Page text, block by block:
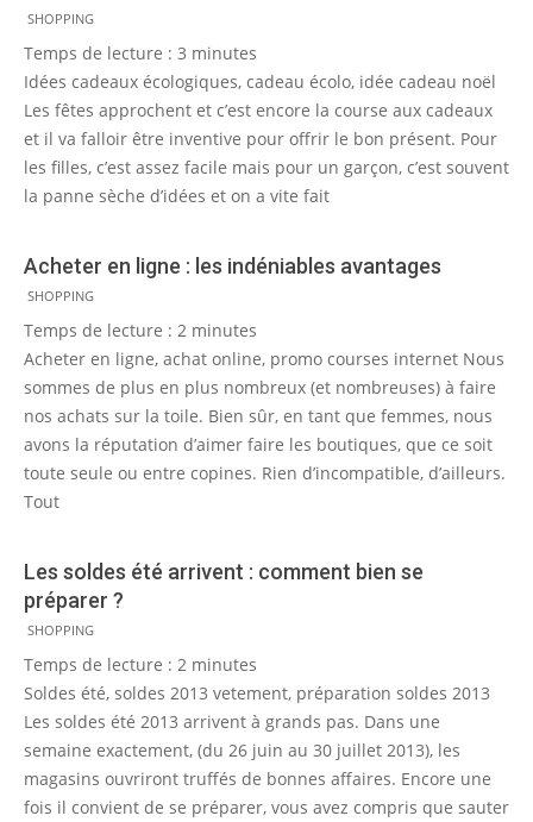
2013-
11-
25
SHOPPING
Temps de lecture : 3 minutes
Idées cadeaux écologiques, cadeau écolo, idée cadeau noël
Les fêtes approchent et c’est encore la course aux cadeaux
et il va falloir être inventive pour offrir le bon présent. Pour
les filles, c’est assez facile mais pour un garçon, c’est souvent
la panne sèche d’idées et on a vite fait
Acheter en ligne : les indéniables avantages
2013-
09-
23
SHOPPING
Temps de lecture : 2 minutes
Acheter en ligne, achat online, promo courses internet Nous
sommes de plus en plus nombreux (et nombreuses) à faire
nos achats sur la toile. Bien sûr, en tant que femmes, nous
avons la réputation d’aimer faire les boutiques, que ce soit
toute seule ou entre copines. Rien d’incompatible, d’ailleurs.
Tout
Les soldes été arrivent : comment bien se
préparer ?
2013-
06-
19
SHOPPING
Temps de lecture : 2 minutes
Soldes été, soldes 2013 vetement, préparation soldes 2013
Les soldes été 2013 arrivent à grands pas. Dans une
semaine exactement, (du 26 juin au 30 juillet 2013), les
magasins ouvriront truffés de bonnes affaires. Encore une
fois il convient de se préparer, vous avez compris que sauter